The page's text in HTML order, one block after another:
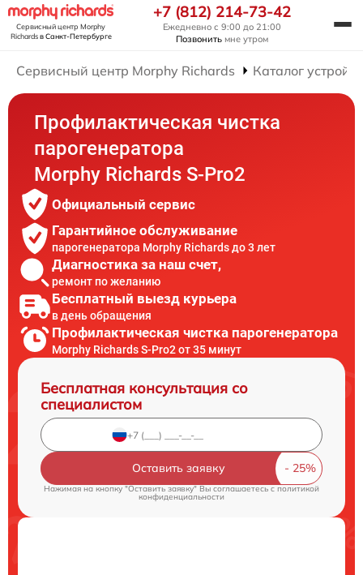
Сервисный центр Morphy
Richardsв Санкт-Петербурге
+7 (812) 214-73-42
Ежедневно с 9:00 до 21:00
Позвонить мне утром
Сервисный центр Morphy Richards Каталог
Профилактическая чистка
парогенератора
Morphy Richards S-Pro2
Официальный сервис
Гарантийное обслуживание
парогенератора Morphy Richards до 3 лет
Диагностика за наш счет,
ремонт по желанию
Бесплатный выезд курьера
в день обращения
Профилактическая чистка парогенератора
Morphy Richards S-Pro2 от 35 минут
Бесплатная консультация со
специалистом
Оставить заявку
Нажимая на кнопку "Оставить заявку" Вы соглашаетесь cполитикой
конфиденциальности